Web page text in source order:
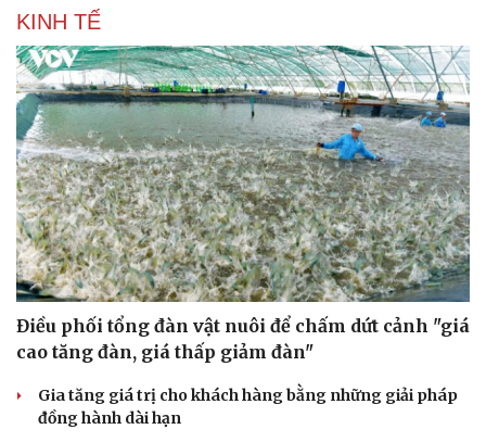
KINH TẾ
Điều phối tổng đàn vật nuôi để chấm dứt cảnh "giá
cao tăng đàn, giá thấp giảm đàn"
Gia tăng giá trị cho khách hàng bằng những giải pháp
đồng hành dài hạn